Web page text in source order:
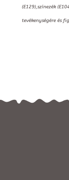
(E129),színezék
tevékenységére és